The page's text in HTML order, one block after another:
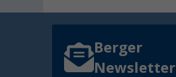
Berger
Newsletter